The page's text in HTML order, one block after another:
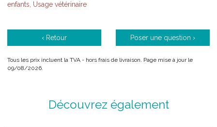
enfants, Usage vétérinaire
‹ Retour Poser une question ›
Tous les prix incluent la TVA - hors frais de livraison. Page mise à jour le
09/08/2026.
Découvrez également